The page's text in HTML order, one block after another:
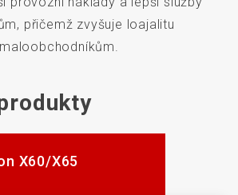
přičemž zvyšuje loajalitu
maloobchodníkům.
X60/X65